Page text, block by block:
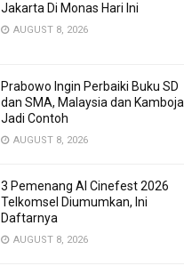
Jakarta Di Monas Hari Ini
AUGUST 8, 2026
Prabowo Ingin Perbaiki Buku SD
dan SMA, Malaysia dan Kamboja
Jadi Contoh
AUGUST 8, 2026
3 Pemenang AI Cinefest 2026
Telkomsel Diumumkan, Ini
Daftarnya
AUGUST 8, 2026